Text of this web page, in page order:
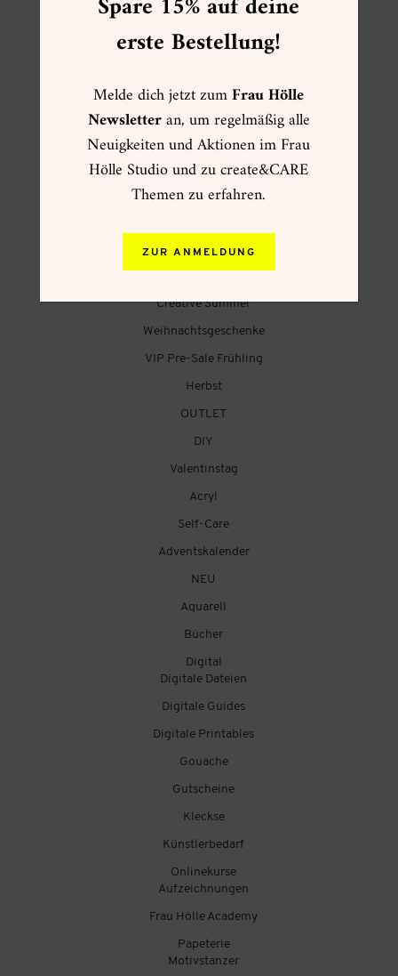
FOLGE MIR
FRAU HÖLLE ONLINESHOP
Muttertag
Creative Summer
Weihnachtsgeschenke
VIP Pre-Sale Frühling
Herbst
OUTLET
DIY
Valentinstag
Acryl
Self-Care
Adventskalender
NEU
Aquarell
Bücher
Digital
Digitale Dateien
Digitale Guides
Digitale Printables
Gouache
Gutscheine
Kleckse
Künstlerbedarf
Onlinekurse
Aufzeichnungen
Frau Hölle Academy
Papeterie
Motivstanzer
erste Bestellung!
Melde dich jetzt zumFrau Hölle
Newsletteran, um regelmäßig alle
Neuigkeiten und Aktionen im Frau
Hölle Studio und zu create&CARE
Themen zu erfahren.
ZUR ANMELDUNG